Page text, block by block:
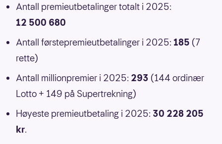
Antall premieutbetalinger totalt i 2025:
12 500 680
Antall førstepremieutbetalinger i 2025: 185 (7
rette)
Antall millionpremier i 2025: 293 (144 ordinær
Lotto + 149 på Supertrekning)
Høyeste premieutbetaling i 2025: 30 228 205
kr.